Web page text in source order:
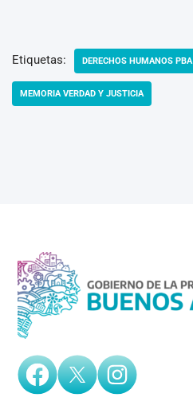
Etiquetas: DERECHOS HUMANOS PBA
MEMORIA VERDAD Y JUSTICIA